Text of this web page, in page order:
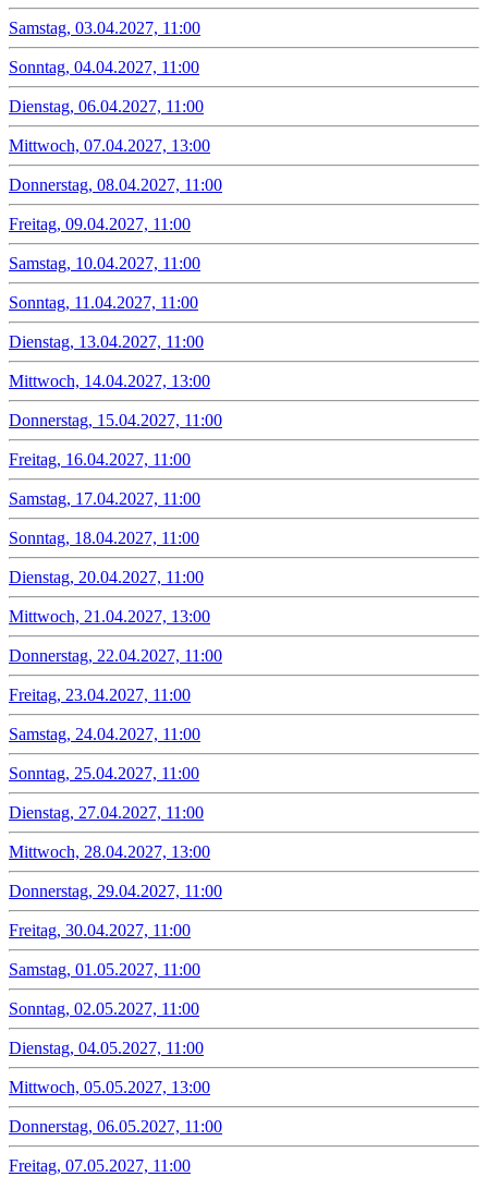
Samstag, 03.04.2027, 11:00
Sonntag, 04.04.2027, 11:00
Dienstag, 06.04.2027, 11:00
Mittwoch, 07.04.2027, 13:00
Donnerstag, 08.04.2027, 11:00
Freitag, 09.04.2027, 11:00
Samstag, 10.04.2027, 11:00
Sonntag, 11.04.2027, 11:00
Dienstag, 13.04.2027, 11:00
Mittwoch, 14.04.2027, 13:00
Donnerstag, 15.04.2027, 11:00
Freitag, 16.04.2027, 11:00
Samstag, 17.04.2027, 11:00
Sonntag, 18.04.2027, 11:00
Dienstag, 20.04.2027, 11:00
Mittwoch, 21.04.2027, 13:00
Donnerstag, 22.04.2027, 11:00
Freitag, 23.04.2027, 11:00
Samstag, 24.04.2027, 11:00
Sonntag, 25.04.2027, 11:00
Dienstag, 27.04.2027, 11:00
Mittwoch, 28.04.2027, 13:00
Donnerstag, 29.04.2027, 11:00
Freitag, 30.04.2027, 11:00
Samstag, 01.05.2027, 11:00
Sonntag, 02.05.2027, 11:00
Dienstag, 04.05.2027, 11:00
Mittwoch, 05.05.2027, 13:00
Donnerstag, 06.05.2027, 11:00
Freitag, 07.05.2027, 11:00